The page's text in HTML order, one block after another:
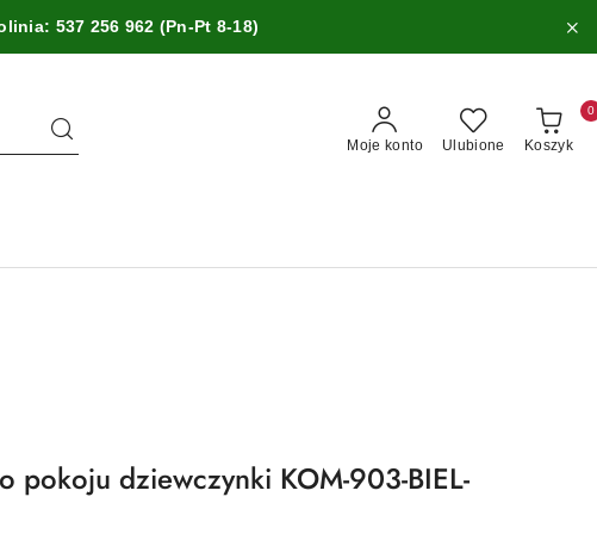
537 256 962 (Pn-Pt 8-18)
Moje konto Ulubione Koszyk
0
pokoju dziewczynki KOM-903-BIEL-